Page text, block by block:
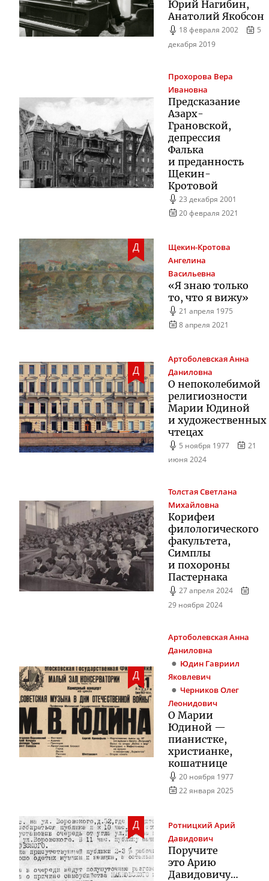
Юрий Нагибин,
Анатолий Якобсон
18 февраля 2002
5
декабря 2019
Прохорова Вера
Ивановна
Предсказание
Азарх-
Грановской,
депрессия
Фалька
и преданность
Щекин-
Кротовой
23 декабря 2001
20 февраля 2021
Д
Щекин-Кротова
Ангелина
Васильевна
«Я знаю только
то, что я вижу»
21 апреля 1975
8 апреля 2021
Д
АртоболевскаяАнна
Даниловна
О непоколебимой
религиозности
Марии Юдиной
и художественных
чтецах
5 ноября 1977
21
июня 2024
ТолстаяСветлана
Михайловна
Корифеи
филологического
факультета,
Симплы
и похороны
Пастернака
27 апреля 2024
29 ноября 2024
Д
АртоболевскаяАнна
Даниловна
Юдин Гавриил
Яковлевич
Черников Олег
Леонидович
О Марии
Юдиной —
пианистке,
христианке,
кошатнице
20 ноября 1977
22 января 2025
Д Ротницкий Арий
Давидович
Поручите
это Арию
Давидовичу…